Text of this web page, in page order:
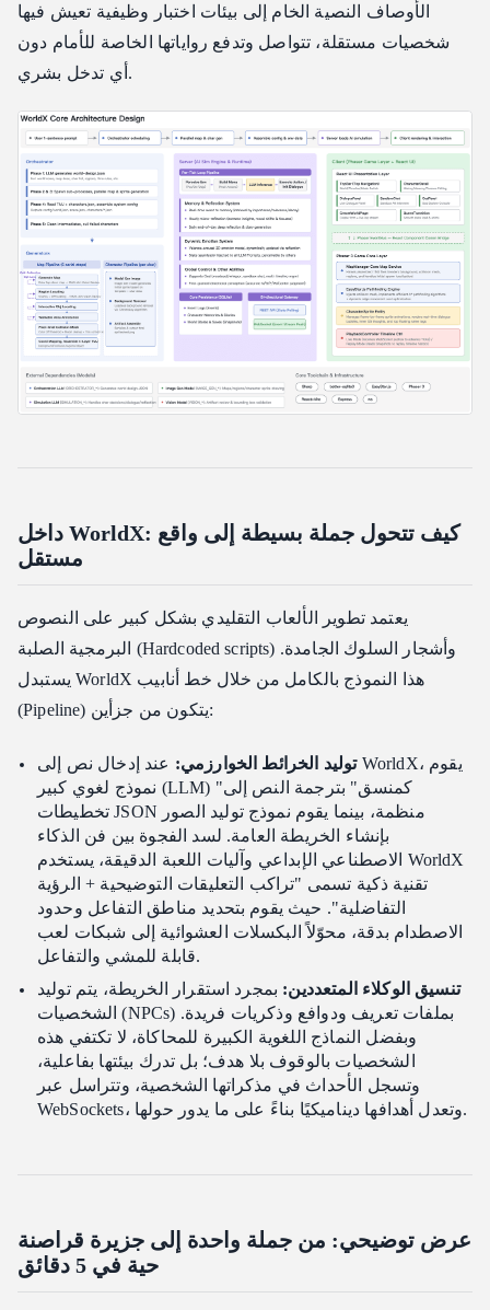
الأوصاف النصية الخام إلى بيئات اختبار وظيفية تعيش فيها
شخصيات مستقلة، تتواصل وتدفع رواياتها الخاصة للأمام دون
أي تدخل بشري.
داخل WorldX: كيف تتحول جملة بسيطة إلى واقع
مستقل
يعتمد تطوير الألعاب التقليدي بشكل كبير على النصوص
البرمجية الصلبة (Hardcoded scripts) وأشجار السلوك الجامدة.
يستبدل WorldX هذا النموذج بالكامل من خلال خط أنابيب
(Pipeline) يتكون من جزأين:
توليد الخرائط الخوارزمي: عند إدخال نص إلى WorldX، يقوم
نموذج لغوي كبير (LLM) "كمنسق" بترجمة النص إلى
تخطيطات JSON منظمة، بينما يقوم نموذج توليد الصور
بإنشاء الخريطة العامة. لسد الفجوة بين فن الذكاء
الاصطناعي الإبداعي وآليات اللعبة الدقيقة، يستخدم WorldX
تقنية ذكية تسمى "تراكب التعليقات التوضيحية + الرؤية
التفاضلية". حيث يقوم بتحديد مناطق التفاعل وحدود
الاصطدام بدقة، محوّلاً البكسلات العشوائية إلى شبكات لعب
قابلة للمشي والتفاعل.
تنسيق الوكلاء المتعددين: بمجرد استقرار الخريطة، يتم توليد
الشخصيات (NPCs) بملفات تعريف ودوافع وذكريات فريدة.
وبفضل النماذج اللغوية الكبيرة للمحاكاة، لا تكتفي هذه
الشخصيات بالوقوف بلا هدف؛ بل تدرك بيئتها بفاعلية،
وتسجل الأحداث في مذكراتها الشخصية، وتتراسل عبر
WebSockets، وتعدل أهدافها ديناميكيًا بناءً على ما يدور حولها.
عرض توضيحي: من جملة واحدة إلى جزيرة قراصنة
حية في 5 دقائق